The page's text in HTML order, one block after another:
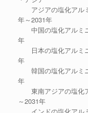
アジアの塩化アル
年～2031年
中国の塩化アルミニ
年
日本の塩化アルミニ
年
韓国の塩化アルミニ
年
東南アジアの塩化
～2031年
インドの塩化アルミ